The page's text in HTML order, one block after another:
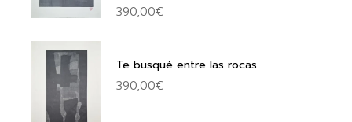
390,00€
Te busqué entre las rocas
390,00€